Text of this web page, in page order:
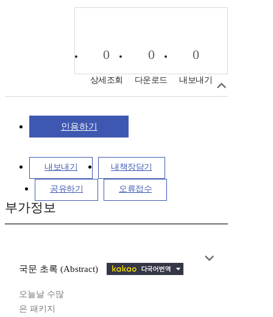
0
상세조회
0
다운로드
0
내보내기
인용하기
내보내기 내책장담기
공유하기 오류접수
부가정보
국문 초록 (Abstract)
오늘날 수많
은 패키지